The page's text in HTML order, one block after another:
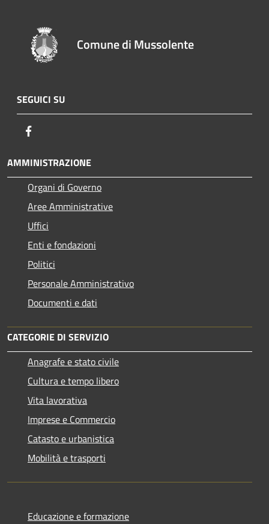
Comune di Mussolente
SEGUICI SU
AMMINISTRAZIONE
Organi di Governo
Aree Amministrative
Uffici
Enti e fondazioni
Politici
Personale Amministrativo
Documenti e dati
CATEGORIE DI SERVIZIO
Anagrafe e stato civile
Cultura e tempo libero
Vita lavorativa
Imprese e Commercio
Catasto e urbanistica
Mobilità e trasporti
Educazione e formazione